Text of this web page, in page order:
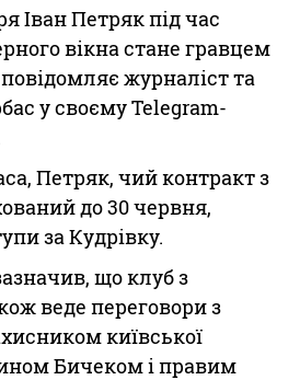
Іван Петряк під час
вікна стане гравцем
журналіст та
у своєму Telegram-
Петряк, чий контракт з
до 30 червня,
за Кудрівку.
що клуб з
веде переговори з
київської
Бичеком і правим